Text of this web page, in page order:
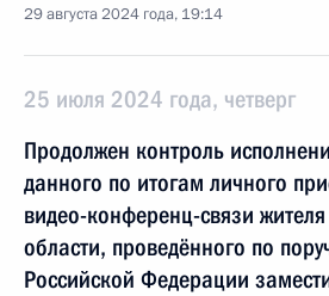
29 августа 2024 года, 19:14
25 июля 2024 года, четверг
Продолжен контроль
данного по итогам личного
видео-конференц-связи
области, проведённого по
Российской Федерации